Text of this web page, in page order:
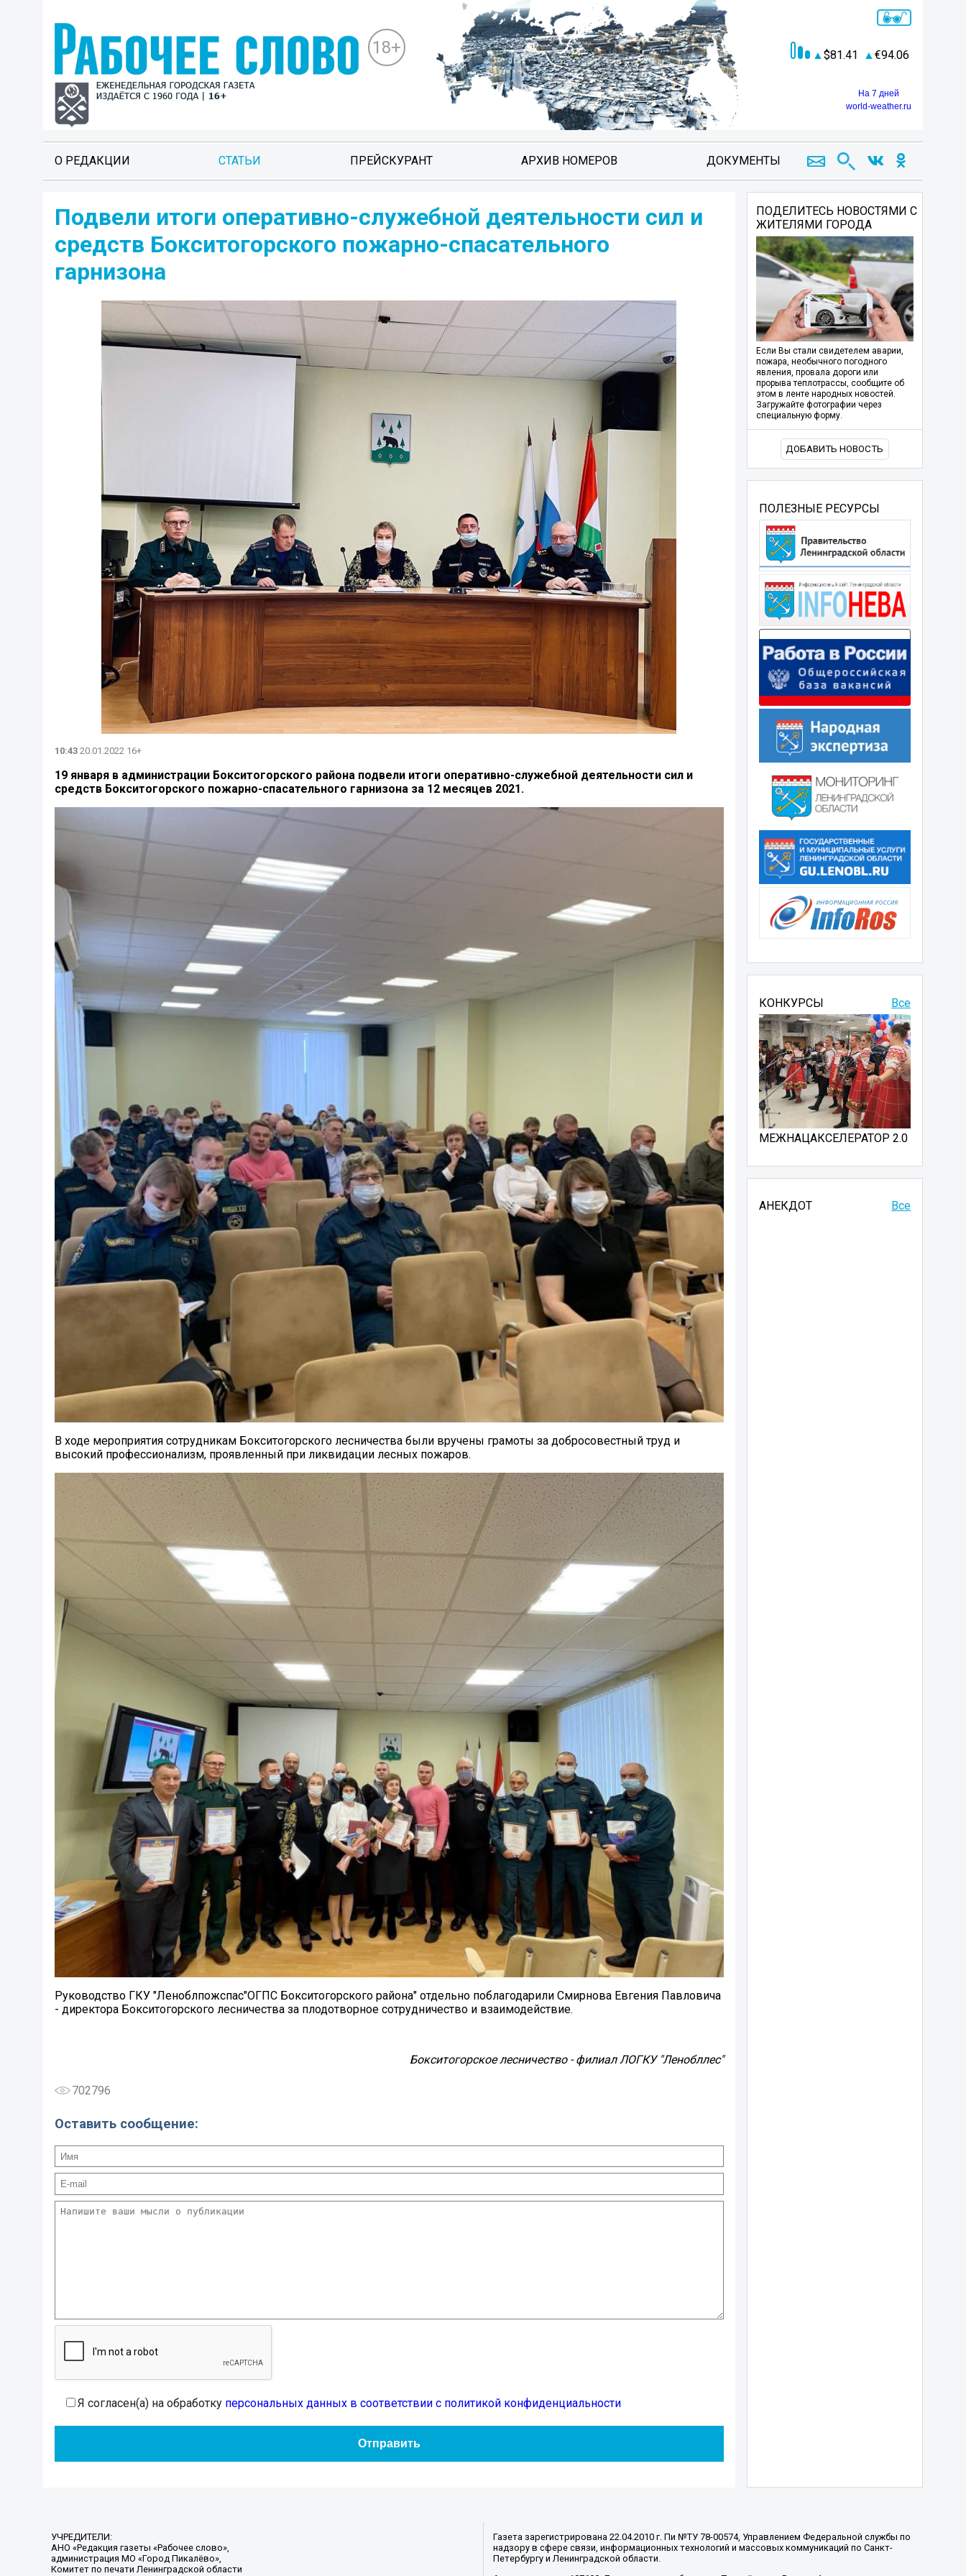
18+ 81.41 94.06
На 7 дней
world-weather.ru
О РЕДАКЦИИ СТАТЬИ ПРЕЙСКУРАНТ АРХИВ НОМЕРОВ ДОКУМЕНТЫ
Подвели итоги оперативно-служебной деятельности сил и
средств Бокситогорского пожарно-спасательного
гарнизона
10:43 20.01.2022 16+
19 января в администрации Бокситогорского района подвели итоги оперативно-служебной деятельности сил и
средств Бокситогорского пожарно-спасательного гарнизона за 12 месяцев 2021.
В ходе мероприятия сотрудникам Бокситогорского лесничества были вручены грамоты за добросовестный труд и
высокий профессионализм, проявленный при ликвидации лесных пожаров.
Руководство ГКУ "Леноблпожспас"ОГПС Бокситогорского района" отдельно поблагодарили Смирнова Евгения Павловича
- директора Бокситогорского лесничества за плодотворное сотрудничество и взаимодействие.
Бокситогорское лесничество - филиал ЛОГКУ "Ленобллес"
702796
Оставить сообщение:
Я согласен(а) на обработку персональных данных в соответствии с политикой конфиденциальности
ПОДЕЛИТЕСЬ НОВОСТЯМИ С
ЖИТЕЛЯМИ ГОРОДА
Если Вы стали свидетелем аварии,
пожара, необычного погодного
явления, провала дороги или
прорыва теплотрассы, сообщите об
этом в ленте народных новостей.
Загружайте фотографии через
специальную форму.
ДОБАВИТЬ НОВОСТЬ
ПОЛЕЗНЫЕ РЕСУРСЫ
Все
КОНКУРСЫ
МЕЖНАЦАКСЕЛЕРАТОР 2.0
АНЕКДОТ Все
УЧРЕДИТЕЛИ:
АНО «Редакция газеты «Рабочее слово»,
администрация МО «Город Пикалёво»,
Комитет по печати Ленинградской области
Газета зарегистрирована 22.04.2010 г. Пи №ТУ 78-00574, Управлением Федеральной службы по
надзору в сфере связи, информационных технологий и массовых коммуникаций по Санкт-
Петербургу и Ленинградской области.